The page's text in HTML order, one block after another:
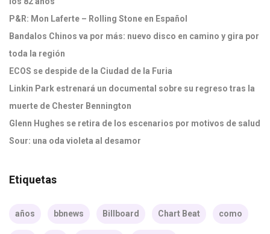
P&R: Mon Laferte – Rolling Stone en Español
Bandalos Chinos va por más: nuevo disco en camino y gira por
toda la región
ECOS se despide de la Ciudad de la Furia
Linkin Park estrenará un documental sobre su regreso tras la
muerte de Chester Bennington
Glenn Hughes se retira de los escenarios por motivos de salud
Sour: una oda violeta al desamor
Etiquetas
años bbnews Billboard Chart Beat como